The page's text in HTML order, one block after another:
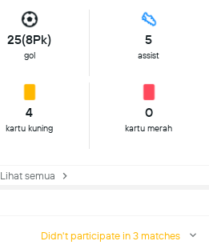
25(8Pk)
gol
5
assist
4
kartu kuning
0
kartu merah
Lihat semua
Didn't participate in 3 matches